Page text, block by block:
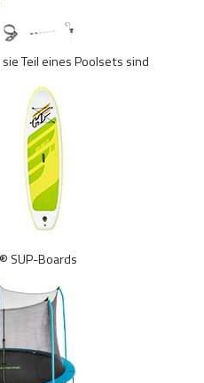
Teil eines Poolsets sind
SUP-Boards